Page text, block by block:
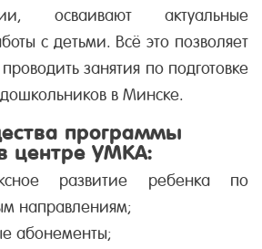
осваивают актуальные
с детьми. Всё это позволяет
занятия по подготовке
в Минске.
программы
центре УМКА:
развитие ребенка по
направлениям;
абонементы;